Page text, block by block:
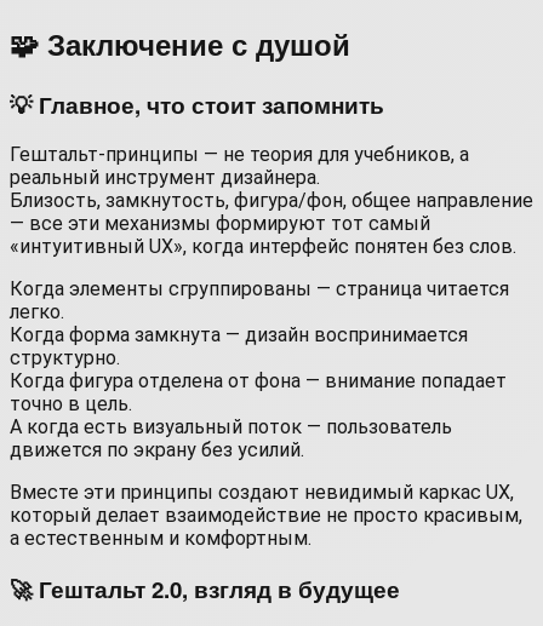
🧩 Заключение с душой
💡 Главное, что стоит запомнить
Гештальт-принципы — не теория для учебников, а
реальный инструмент дизайнера.
Близость, замкнутость, фигура/фон, общее направление
— все эти механизмы формируют тот самый
«интуитивный UX», когда интерфейс понятен без слов.
Когда элементы сгруппированы — страница читается
легко.
Когда форма замкнута — дизайн воспринимается
структурно.
Когда фигура отделена от фона — внимание попадает
точно в цель.
А когда есть визуальный поток — пользователь
движется по экрану без усилий.
Вместе эти принципы создают невидимый каркас UX,
который делает взаимодействие не просто красивым,
а естественным и комфортным.
🚀 Гештальт 2.0, взгляд в будущее